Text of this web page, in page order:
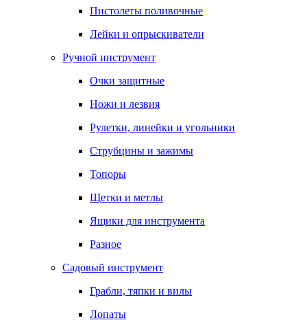
Пистолеты поливочные
Лейки и опрыскиватели
Ручной инструмент
Очки защитные
Ножи и лезвия
Рулетки, линейки и угольники
Струбцины и зажимы
Топоры
Щетки и метлы
Ящики для инструмента
Разное
Садовый инструмент
Грабли, тяпки и вилы
Лопаты